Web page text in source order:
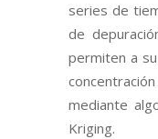
series de
de
permiten a
mediante
Kriging.